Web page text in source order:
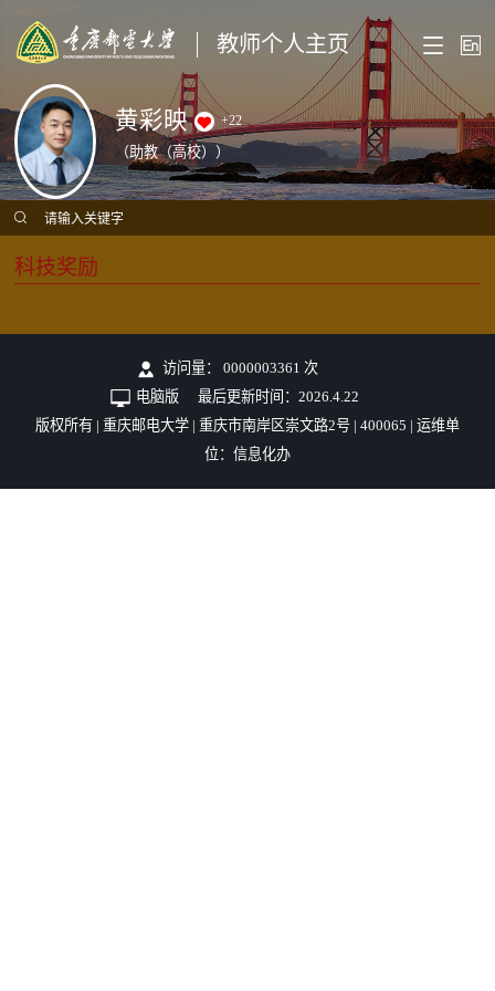
教师个人主页
黄彩映 +22
（助教（高校））
科技奖励
访问量： 0000003361 次
电脑版
最后更新时间： 2026.4.22
版权所有 | 重庆邮电大学 | 重庆市南岸区崇文路2号 | 400065 | 运维单
位：信息化办